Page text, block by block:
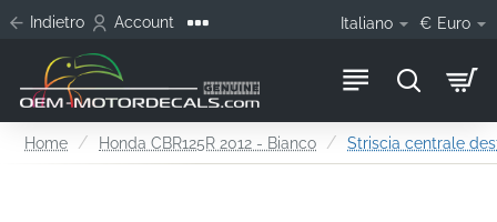
Indietro Account Italiano € Euro
HomehomeHonda CBR125R 2012 - Bianco Striscia centrale